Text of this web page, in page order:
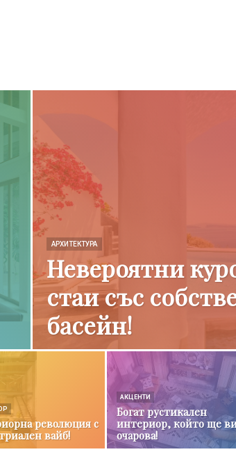
АРХИТЕКТУРА
Невероятни
стаи със
басейн!
революция с
вайб!
АКЦЕНТИ
Богат рустикален
интериор, който ще
очарова!